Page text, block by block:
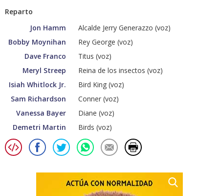
Reparto
Jon Hamm
Alcalde Jerry Generazzo (voz)
Bobby Moynihan
Rey George (voz)
Dave Franco
Titus (voz)
Meryl Streep
Reina de los insectos (voz)
Isiah Whitlock Jr.
Bird King (voz)
Sam Richardson
Conner (voz)
Vanessa Bayer
Diane (voz)
Demetri Martin
Birds (voz)